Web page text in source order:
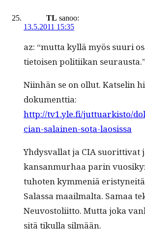
TL sanoo:
13.5.2011 15:35
az: “mut­ta kyl­lä myös suuri
tietoisen poli­ti­ikan seurausta.”
Niin­hän se on ollut. Kat­selin
doku­ment­tia:
http://tv1.yle.fi/juttuarkisto/
cian-salainen-sota-laosissa
Yhdys­val­lat ja CIA suorit­ti­vat
kansan­murhaa parin
tuhoten kym­meniä
Salas­sa maail­mal­ta. Samaa
Neu­vos­toli­it­to. Mut­ta joka
sitä tikul­la silmään.